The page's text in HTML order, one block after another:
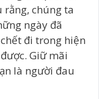
chúng ta
ngày đã
đi trong hiện
Giữ mãi
là người đau